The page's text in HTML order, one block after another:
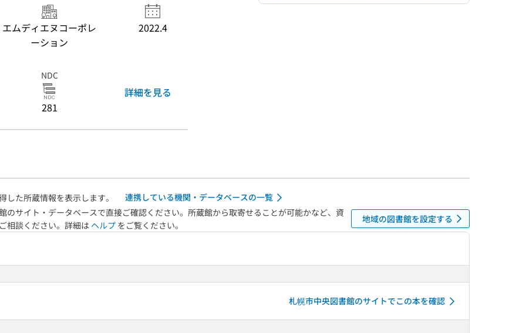
エムディエヌコーポレ
ーション
2022.4
NDC
281
詳細を見る
た所蔵情報を表示します。
連携している機関・データベースの一覧
サイト・データベースで直接ご確認ください。所蔵館から取寄せることが可能かなど、資
相談ください。詳細は ヘルプ をご覧ください。
地域の図書館を設定する
札幌市中央図書館のサイトでこの本を確認